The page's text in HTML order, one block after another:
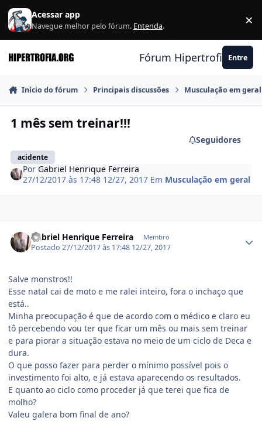
Ir para conteúdo
Acessar app
Navegue melhor pelo fórum. Entenda. ×
Fórum Hipertrofia.org
Entre
Início do fórum Principais discussões Musculação em geral
1 mês sem treinar!!!
acidente
Seguidores
PorGabriel Henrique Ferreira
27/12/2017 às 17:48 12/27, 2017 Em Musculação em geral
Gabriel Henrique Ferreira Membro
Postado27/12/2017 às 17:48 12/27, 2017
Salve monstros!!
Esse natal cai de moto e me ralei inteiro, fora o inchaço que
está..
Minha preocupação é que de acordo com o médico e claro eu
tô percebendo vou ter que ficar um mês ou mais sem treinar
e para piorar a situação estava no meio de um ciclo de Deca e
dura.
O que posso fazer para perder o mínimo possível pois o
investimento foi alto, e já estava aparecendo os resultados.
E quanto ao ciclo como proceder já que terei que fica de
molho?
Valeu galera bom final de ano?